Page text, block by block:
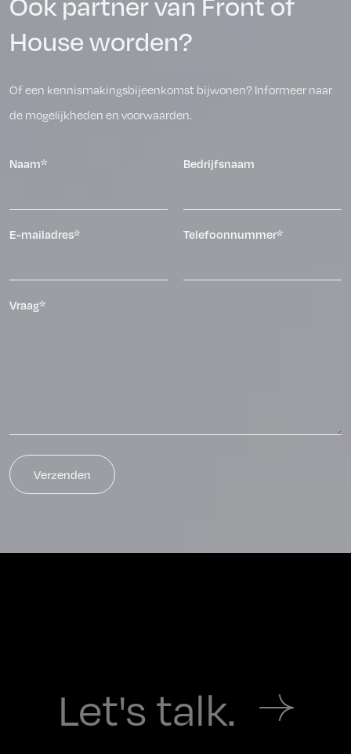
House worden?
Of een kennismakingsbijeenkomst bijwonen? Informeer naar
de mogelijkheden en voorwaarden.
Naam* Bedrijfsnaam
E-mailadres* Telefoonnummer*
Vraag*
Let's talk.